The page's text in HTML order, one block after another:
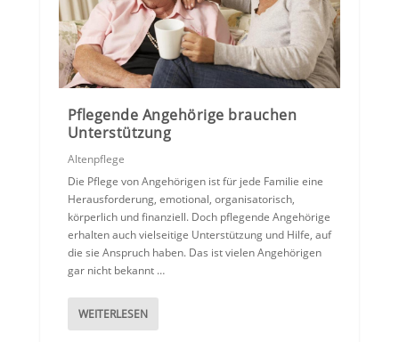
Pflegende Angehörige brauchen
Unterstützung
Altenpflege
Die Pflege von Angehörigen ist für jede Familie eine
Herausforderung, emotional, organisatorisch,
körperlich und finanziell. Doch pflegende Angehörige
erhalten auch vielseitige Unterstützung und Hilfe, auf
die sie Anspruch haben. Das ist vielen Angehörigen
gar nicht bekannt …
WEITERLESEN